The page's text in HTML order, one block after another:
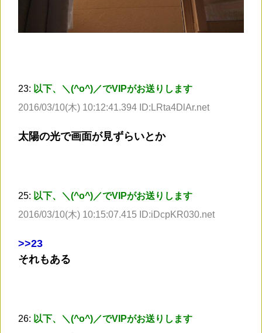
23: 以下、＼(^o^)／でVIPがお送りします
2016/03/10(木) 10:12:41.394 ID:LRta4DlAr.net
太陽の光で画面が見ずらいとか
25: 以下、＼(^o^)／でVIPがお送りします
2016/03/10(木) 10:15:07.415 ID:iDcpKR030.net
>>23
それもある
26: 以下、＼(^o^)／でVIPがお送りします